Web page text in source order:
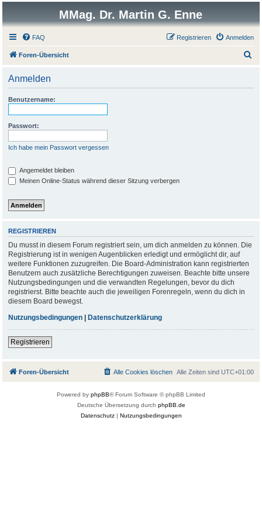
MMag. Dr. Martin G. Enne
FAQ Anmelden
Registrieren
Foren-Übersicht
Anmelden
Benutzername:
Passwort:
Ich habe mein Passwort vergessen
Angemeldet bleiben
Meinen Online-Status während dieser Sitzung verbergen
REGISTRIEREN
Du musst in diesem Forum registriert sein, um dich anmelden zu können. Die
Registrierung ist in wenigen Augenblicken erledigt und ermöglicht dir, auf
weitere Funktionen zuzugreifen. Die Board-Administration kann registrierten
Benutzern auch zusätzliche Berechtigungen zuweisen. Beachte bitte unsere
Nutzungsbedingungen und die verwandten Regelungen, bevor du dich
registrierst. Bitte beachte auch die jeweiligen Forenregeln, wenn du dich in
diesem Board bewegst.
Nutzungsbedingungen |Datenschutzerklärung
Registrieren
Foren-Übersicht Alle Zeiten sind UTC+01:00
Alle Cookies löschen
Powered by phpBB® Forum Software © phpBB Limited
Deutsche Übersetzung durch phpBB.de
Datenschutz| Nutzungsbedingungen